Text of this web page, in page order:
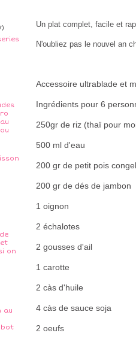
on
au
Un plat complet, facile et
N'oubliez pas le nouvel an
Accessoire ultrablade et
Ingrédients pour 6
250gr de riz (thaï pour
500 ml d'eau
200 gr de petit pois
200 gr de dés de jambon
1 oignon
2 échalotes
2 gousses d'ail
1 carotte
2 càs d'huile
4 càs de sauce soja
2 oeufs